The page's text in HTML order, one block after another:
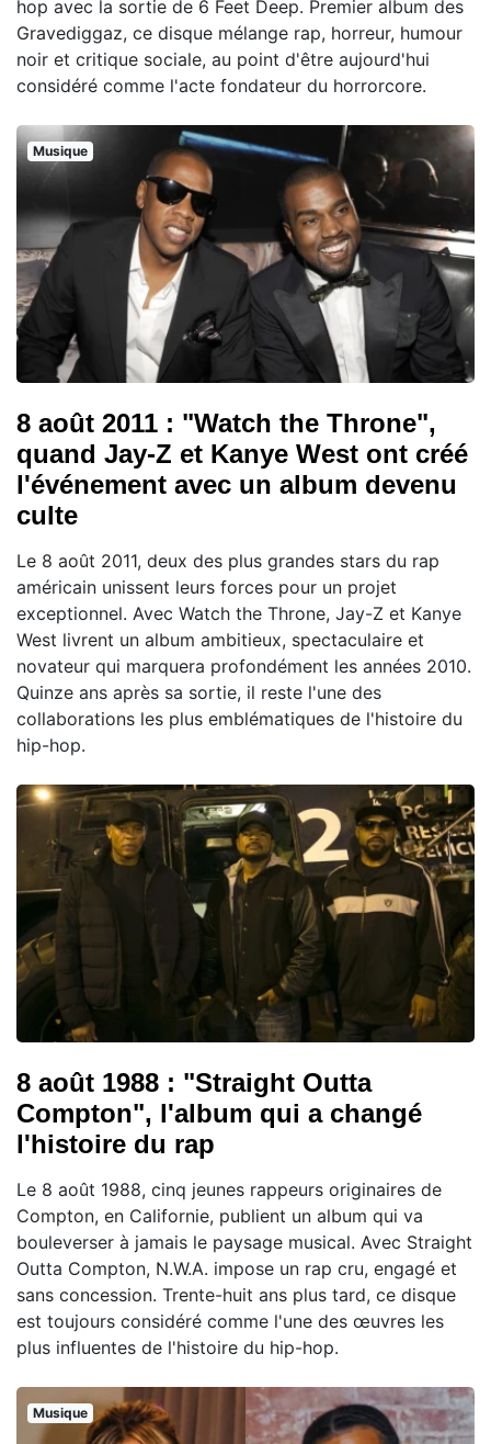
hop avec la sortie de 6 Feet Deep. Premier album des
Gravediggaz, ce disque mélange rap, horreur, humour
noir et critique sociale, au point d'être aujourd'hui
considéré comme l'acte fondateur du horrorcore.
Musique
8 août 2011 : "Watch the Throne",
quand Jay-Z et Kanye West ont créé
l'événement avec un album devenu
culte
Le 8 août 2011, deux des plus grandes stars du rap
américain unissent leurs forces pour un projet
exceptionnel. Avec Watch the Throne, Jay-Z et Kanye
West livrent un album ambitieux, spectaculaire et
novateur qui marquera profondément les années 2010.
Quinze ans après sa sortie, il reste l'une des
collaborations les plus emblématiques de l'histoire du
hip-hop.
8 août 1988 : "Straight Outta
Compton", l'album qui a changé
l'histoire du rap
Le 8 août 1988, cinq jeunes rappeurs originaires de
Compton, en Californie, publient un album qui va
bouleverser à jamais le paysage musical. Avec Straight
Outta Compton, N.W.A. impose un rap cru, engagé et
sans concession. Trente-huit ans plus tard, ce disque
est toujours considéré comme l'une des œuvres les
plus influentes de l'histoire du hip-hop.
Musique